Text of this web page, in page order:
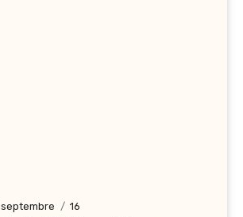
septembre
16